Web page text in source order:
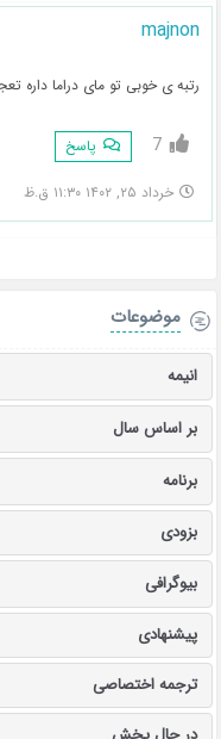
majnon
رتبه ی خوبی تو مای دراما داره
7 پاسخ
خرداد ۲۵, ۱۴۰۲ ۱۱:۳۰ ق.ظ
موضوعات
انیمه
بر اساس سال
برنامه
بزودی
بیوگرافی
پیشنهادی
ترجمه اختصاصی